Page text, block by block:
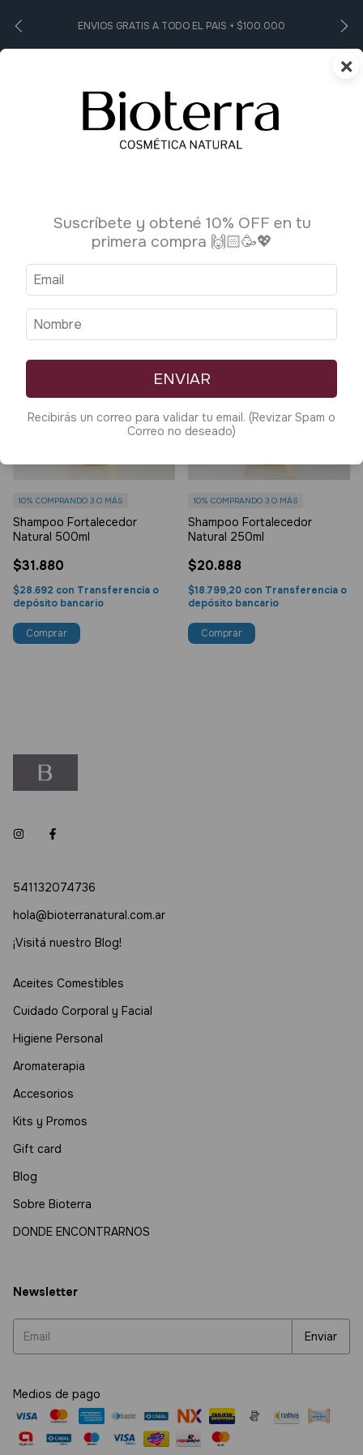
ENVIOS GRATIS A TODO EL PAIS + $100.000
0
Shampoo 2 productos
Ordenar por:
Shampoo Fortalecedor
Natural 500ml
$31.880
10% COMPRANDO 3 O MÁS
$28.692 con Transferencia o
depósito bancario
Shampoo Fortalecedor
Natural 250ml
$20.888
10% COMPRANDO 3 O MÁS
$18.799,20 con Transferencia o
depósito bancario
541132074736
hola@bioterranatural.com.ar
¡Visitá nuestro Blog!
Aceites Comestibles
Cuidado Corporal y Facial
Higiene Personal
Aromaterapia
Accesorios
Kits y Promos
Gift card
Blog
Sobre Bioterra
DONDE ENCONTRARNOS
Newsletter
Medios de pago
×
Suscríbete y obtené 10% OFF en tu
primera compra 🙌🏻🥳💖
ENVIAR
Recibirás un correo para validar tu email. (Revizar Spam o
Correo no deseado)